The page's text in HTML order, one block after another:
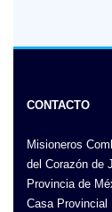
CONTACTO
Misioneros
del Corazón de
Provincia de
Casa Provincial